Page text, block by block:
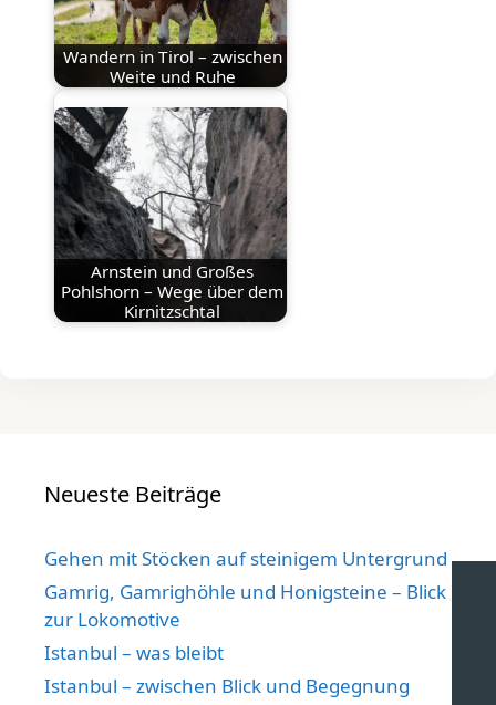
Wandern in Tirol – zwischen
Weite und Ruhe
Arnstein und Großes
Pohlshorn – Wege über dem
Kirnitzschtal
Neueste Beiträge
Gehen mit Stöcken auf steinigem Untergrund
Gamrig, Gamrighöhle und Honigsteine – Blick
zur Lokomotive
Istanbul – was bleibt
Istanbul – zwischen Blick und Begegnung